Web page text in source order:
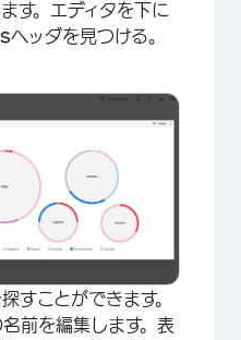
×
す。エディタを下に
ヘッダを見つける。
すことができます。
前を編集します。表